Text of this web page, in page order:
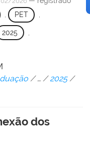
, PET ,
2025
/… /2025 /
dos